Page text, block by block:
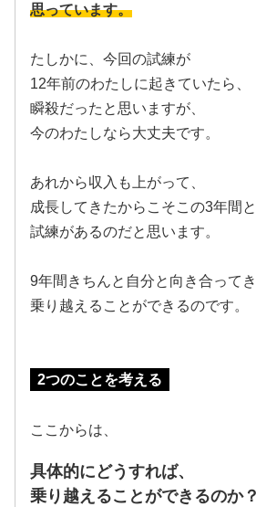
思っています。
たしかに、今回の試練が
12年前のわたしに起きていたら、
瞬殺だったと思いますが、
今のわたしなら大丈夫です。
あれから収入も上がって、
成長してきたからこそこの3年間
試練があるのだと思います。
9年間きちんと自分と向き合ってき
乗り越えることができるのです。
2つのことを考える
ここからは、
具体的にどうすれば、
乗り越えることができるのか？